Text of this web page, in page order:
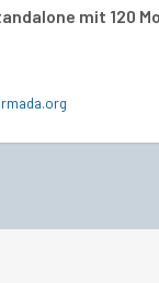
mit 120